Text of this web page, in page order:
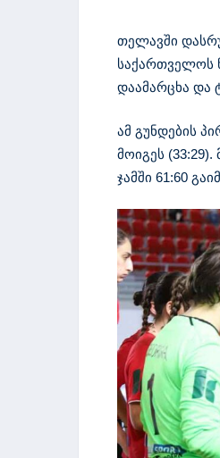
თელავში
საქართველოს
დაამარცხა და
ამ გუნდების
მოიგეს
ჯამში 61:60